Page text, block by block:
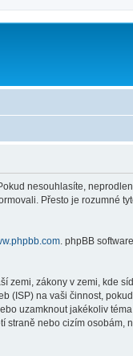
nesouhlasíte,
Přesto je rozumné
. phpBB
zákony v zemi, kde
(ISP) na vaši činnost,
uzamknout jakékoliv
nebo cizím osobám,